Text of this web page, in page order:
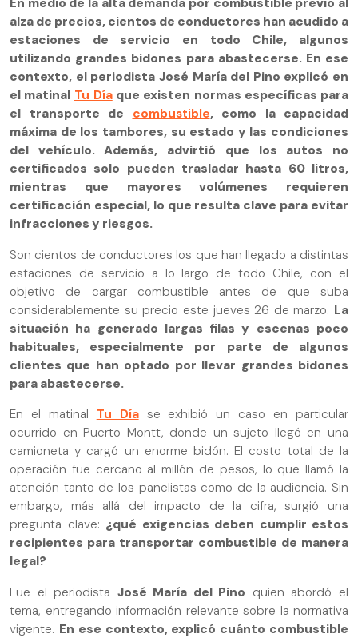
En medio de la alta demanda por combustible previo al
alza de precios, cientos de conductores han acudido a
estaciones de servicio en todo Chile, algunos
utilizando grandes bidones para abastecerse. En ese
contexto, el periodista José María del Pino explicó en
el matinal Tu Díaque existen normas específicas para
el transporte de combustible, como la capacidad
máxima de los tambores, su estado y las condiciones
del vehículo. Además, advirtió que los autos no
certificados solo pueden trasladar hasta 60 litros,
mientras que mayores volúmenes requieren
certificación especial, lo que resulta clave para evitar
infracciones y riesgos.
Son cientos de conductores los que han llegado a distintas
estaciones de servicio a lo largo de todo Chile, con el
objetivo de cargar combustible antes de que suba
considerablemente su precio este jueves 26 de marzo. La
situación ha generado largas filas y escenas poco
habituales, especialmente por parte de algunos
clientes que han optado por llevar grandes bidones
para abastecerse.
En el matinal Tu Díase exhibió un caso en particular
ocurrido en Puerto Montt, donde un sujeto llegó en una
camioneta y cargó un enorme bidón. El costo total de la
operación fue cercano al millón de pesos, lo que llamó la
atención tanto de los panelistas como de la audiencia. Sin
embargo, más allá del impacto de la cifra, surgió una
pregunta clave: ¿qué exigencias deben cumplir estos
recipientes para transportar combustible de manera
legal?
Fue el periodista José María del Pino quien abordó el
tema, entregando información relevante sobre la normativa
vigente. En ese contexto, explicó cuánto combustible